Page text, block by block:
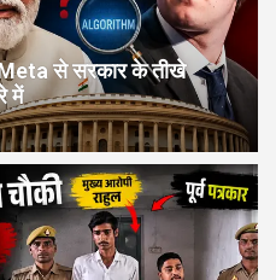
Meta से सरकार के तीखे
में